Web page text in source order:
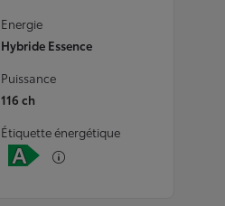
Energie
Hybride Essence
Puissance
116 ch
Étiquette énergétique